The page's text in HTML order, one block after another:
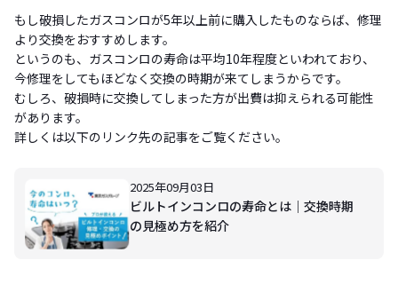
もし破損したガスコンロが5年以上前に購入したものならば、修理
より交換をおすすめします。
というのも、ガスコンロの寿命は平均10年程度といわれており、
今修理をしてもほどなく交換の時期が来てしまうからです。
むしろ、破損時に交換してしまった方が出費は抑えられる可能性
があります。
詳しくは以下のリンク先の記事をご覧ください。
2025年09月03日
ビルトインコンロの寿命とは｜交換時期
の見極め方を紹介